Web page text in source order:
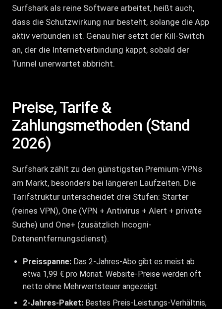
Surfshark als reine Software arbeitet, heißt auch,
dass die Schutzwirkung nur besteht, solange die App
aktiv verbunden ist. Genau hier setzt der Kill-Switch
an, der die Internetverbindung kappt, sobald der
Tunnel unerwartet abbricht.
Preise, Tarife &
Zahlungsmethoden (Stand
2026)
Surfshark zählt zu den günstigsten Premium-VPNs
am Markt, besonders bei längeren Laufzeiten. Die
Tarifstruktur unterscheidet drei Stufen: Starter
(reines VPN), One (VPN + Antivirus + Alert + private
Suche) und One+ (zusätzlich Incogni-
Datenentfernungsdienst).
Preisspanne: Das 2-Jahres-Abo gibt es meist ab
etwa 1,99 € pro Monat. Website-Preise werden oft
netto ohne Mehrwertsteuer angezeigt.
2-Jahres-Paket: Bestes Preis-Leistungs-Verhältnis,